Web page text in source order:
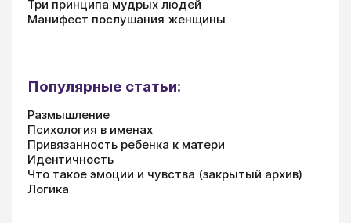
Три принципа мудрых людей
Манифест послушания женщины
Популярные статьи:
Размышление
Психология в именах
Привязанность ребенка к матери
Идентичность
Что такое эмоции и чувства (закрытый архив)
Логика